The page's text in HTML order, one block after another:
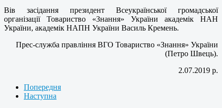
Вів засідання президент Всеукраїнської громадської
організації Товариство «Знання» України академік НАН
України, академік НАПН України Василь Кремень.
Прес-служба правління ВГО Товариство «Знання» України
(Петро Швець).
2.07.2019 р.
Попередня
Наступна